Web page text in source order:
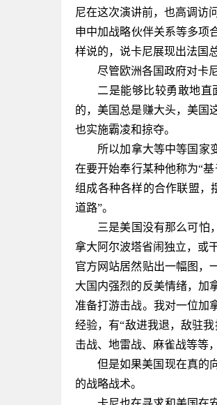
尼在这次演讲前，也高调访
申中加战略伙伴关系等多项
样说的，说卡尼展现出法国
尽管欧洲各国政府对卡
二是能够比较勇敢地
的，美国总是赚大头，美国
也实施霸凌和掠夺。
所以加拿大等中等国家
在要开始奉行某种他称为“
组成各种各样的合作联盟，
道路”。
三是美国没有那么可怕
拿大阿尔波塔省闹独立，或
官方网站居然贴出一幅图，
大国内强烈的反美情绪，加
准备打游击战。我对一位加
经验，有“敌进我退，敌驻
击战、地雷战、麻雀战等等
但是如果美国现在真的
的战略战术。